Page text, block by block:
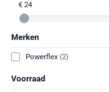
€ 24
Merken
Powerflex (2)
Voorraad